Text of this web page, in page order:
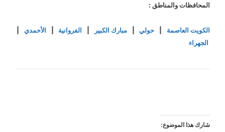
المحافظات والمناطق :
الكويت العاصمة حولي|مبارك الكبير الفروانية الأحمدي
الجهراء
شارك هذا الموضوع: